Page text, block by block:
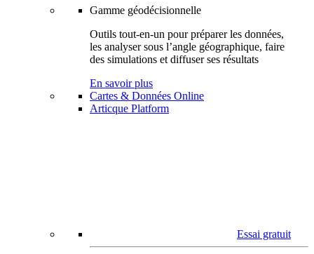
Gamme géodécisionnelle
Outils tout-en-un pour préparer les données,
les analyser sous l’angle géographique, faire
des simulations et diffuser ses résultats
En savoir plus
Cartes & Données Online
Articque Platform
Essai gratuit